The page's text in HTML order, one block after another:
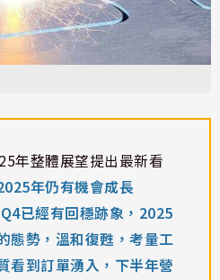
年整體展望提出最新看
年仍有機會成長
已經有回穩跡象，2025
態勢，溫和復甦，考量工
看到訂單湧入，下半年營